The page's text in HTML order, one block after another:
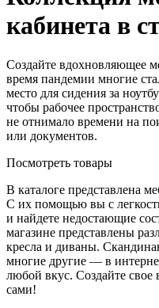
кабинета в
Создайте вдохновляющее
время пандемии многие
место для сидения за
чтобы рабочее
не отнимало времени на
или документов.
Посмотреть товары
В каталоге представлена
С их помощью вы с
и найдете недостающие
магазине представлены
кресла и диваны.
многие другие — в
любой вкус. Создайте свое
сами!